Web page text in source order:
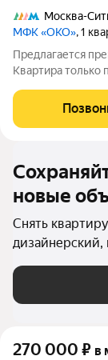
Москва-
МФК «ОКО», 1
Предлагается
Квартира только
планировка:
хозяйской
новые
Снять
центр
270 000 ₽ в